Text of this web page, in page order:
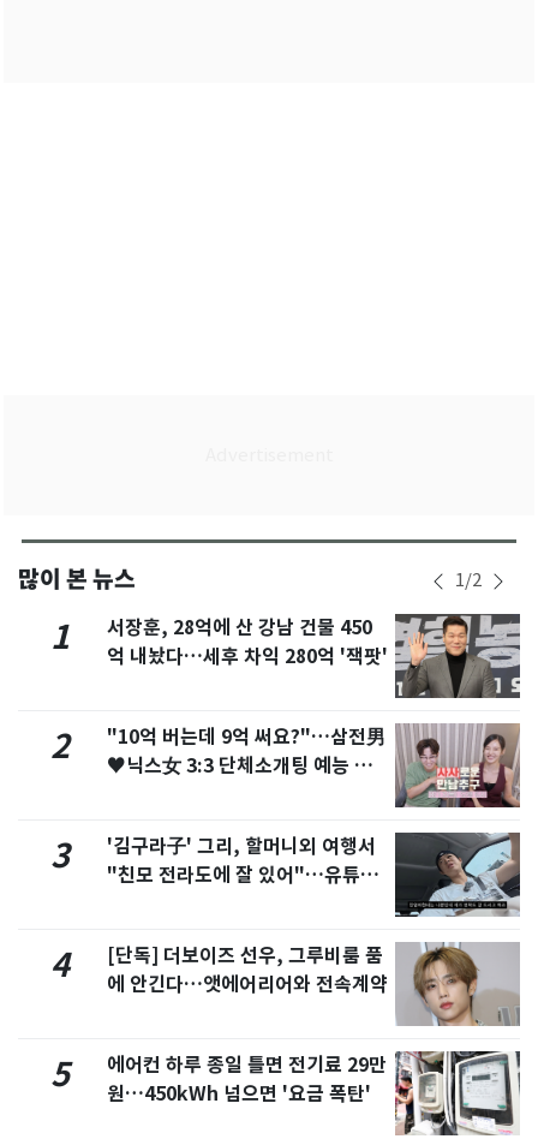
많이 본 뉴스 1/2
1
서장훈, 28억에 산 강남 건물 450
억 내놨다…세후 차익 280억 '잭팟'
2
"10억 버는데 9억 써요?"…삼전男
♥닉스女 3:3 단체소개팅 예능 화
3
'김구라子' 그리, 할머니외 여행서
"친모 전라도에 잘 있어"…유튜브
4
[단독] 더보이즈 선우, 그루비룸 품
에 안긴다…앳에어리어와 전속계약
5
에어컨 하루 종일 틀면 전기료 29만
원…450kWh 넘으면 '요금 폭탄'